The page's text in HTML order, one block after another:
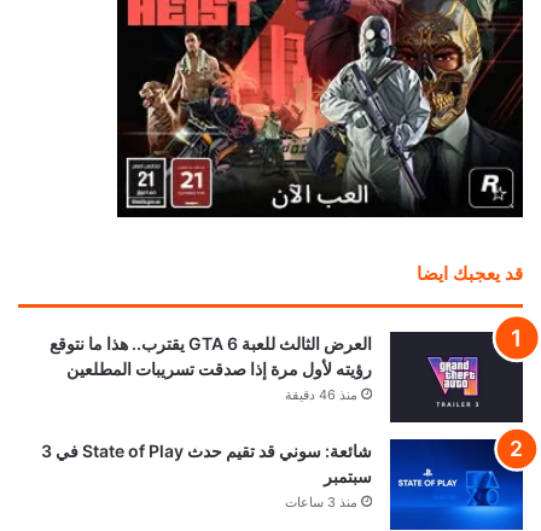
قد يعجبك ايضا
العرض الثالث للعبة GTA 6 يقترب.. هذا ما نتوقع
رؤيته لأول مرة إذا صدقت تسريبات المطلعين
منذ 46 دقيقة
شائعة: سوني قد تقيم حدث State of Play في 3
سبتمبر
منذ 3 ساعات